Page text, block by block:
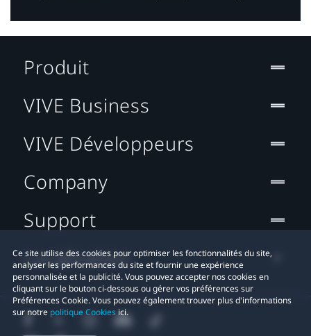
Ce site utilise des cookies pour optimiser les fonctionnalités du site,
analyser les performances du site et fournir une expérience
personnalisée et la publicité. Vous pouvez accepter nos cookies en
cliquant sur le bouton ci-dessous ou gérer vos préférences sur
Préférences Cookie. Vous pouvez également trouver plus d'informations
sur notre politique Cookiesici.
Produit
VIVE Business
VIVE Développeurs
Company
Support
Localisation